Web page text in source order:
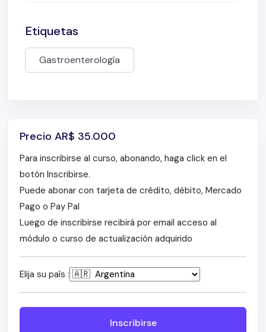
Etiquetas
Gastroenterología
Precio AR$ 35.000
Para inscribirse al curso, abonando, haga click en el
botón Inscribirse.
Puede abonar con tarjeta de crédito, débito, Mercado
Pago o Pay Pal
Luego de inscribirse recibirá por email acceso al
módulo o curso de actualización adquirido
Elija su país :
Inscribirse